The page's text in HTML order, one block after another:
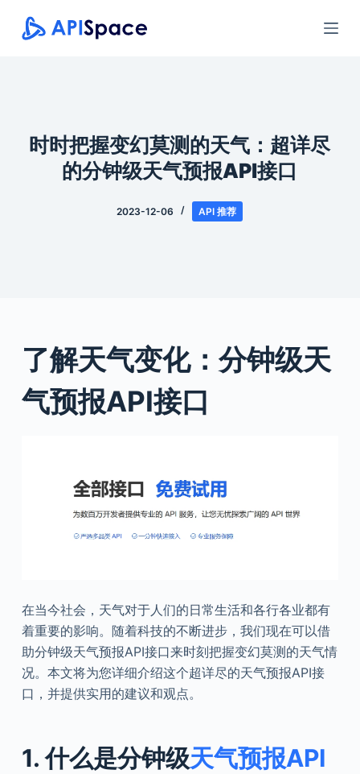
跳
过
时时把握变幻莫测的天气：超详尽
的分钟级天气预报API接口
2023-12-06 API 推荐
了解天气变化：分钟级天
气预报API接口
在当今社会，天气对于人们的日常生活和各行各业都有
着重要的影响。随着科技的不断进步，我们现在可以借
助分钟级天气预报API接口来时刻把握变幻莫测的天气情
况。本文将为您详细介绍这个超详尽的天气预报API接
口，并提供实用的建议和观点。
1. 什么是分钟级天气预报API